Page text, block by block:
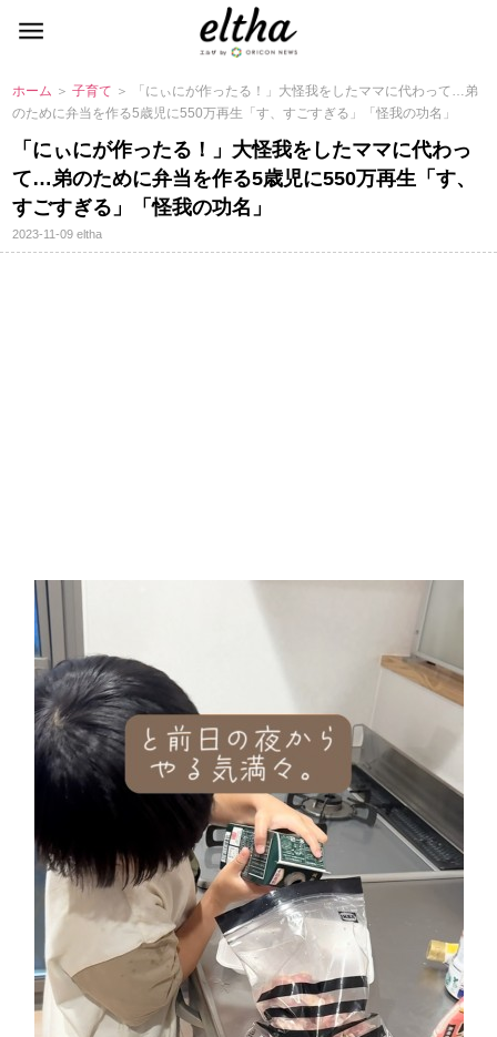
ホーム ＞子育て ＞ 「にぃにが作ったる！」大怪我をしたママに代わって…弟
のために弁当を作る5歳児に550万再生「す、すごすぎる」「怪我の功名」
「にぃにが作ったる！」大怪我をしたママに代わっ
て…弟のために弁当を作る5歳児に550万再生「す、
すごすぎる」「怪我の功名」
2023-11-09eltha